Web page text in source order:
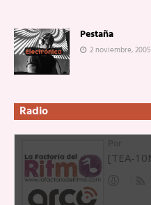
Pestaña
2 noviembre, 2005
Radio